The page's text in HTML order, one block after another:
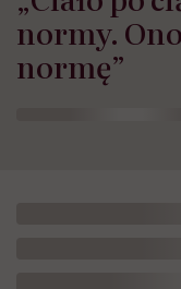
normy.
normę”